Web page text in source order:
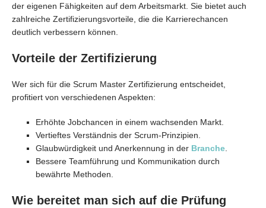
der eigenen Fähigkeiten auf dem Arbeitsmarkt. Sie bietet auch
zahlreiche Zertifizierungsvorteile, die die Karrierechancen
deutlich verbessern können.
Vorteile der Zertifizierung
Wer sich für die Scrum Master Zertifizierung entscheidet,
profitiert von verschiedenen Aspekten:
Erhöhte Jobchancen in einem wachsenden Markt.
Vertieftes Verständnis der Scrum-Prinzipien.
Glaubwürdigkeit und Anerkennung in der Branche
Bessere Teamführung und Kommunikation durch
bewährte Methoden.
Wie bereitet man sich auf die Prüfung